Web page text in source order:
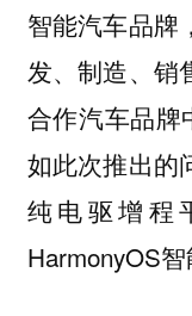
智能汽车品牌
发、制造、销
合作汽车品牌
如此次推出的
纯电驱增程
HarmonyOS智